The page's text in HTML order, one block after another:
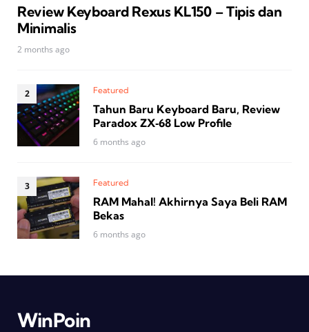
Review Keyboard Rexus KL150 – Tipis dan
Minimalis
2 months ago
Featured
Tahun Baru Keyboard Baru, Review
Paradox ZX‑68 Low Profile
6 months ago
Featured
RAM Mahal! Akhirnya Saya Beli RAM
Bekas
6 months ago
WinPoin